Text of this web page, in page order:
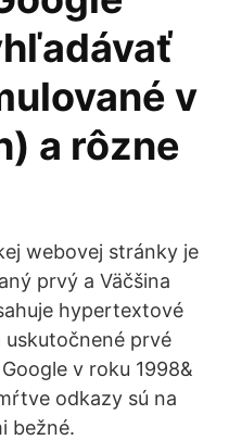
v
a rôzne
webovej stránky je
prvý a Väčšina
hypertextové
uskutočnené prvé
v roku 1998&
odkazy sú na
bežné.